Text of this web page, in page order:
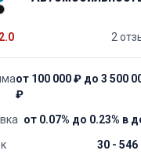
2.0 2
от 100 000 ₽ до 3 500
₽
от 0.07% до 0.23% в
30 - 546